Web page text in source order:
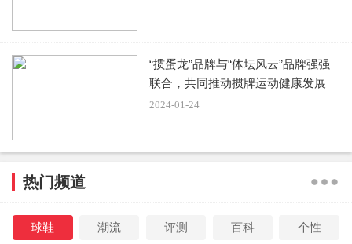
反正老作的人又不是我，说谎的人又不是我，我为什麽要因
看得开。
在TVB做了十五年，她自觉除了做演员外，好像什麽都不
懂，很想学其他东西，于是她决定投资生意，准备在尖沙嘴
某商场开餐厅做老闆娘，希望在40岁之前能够有所成就；
“掼蛋龙”品牌与“体坛风云”品牌强强
联合，共同推动掼牌运动健康发展
2024-01-24
热门频道
球鞋 潮流 评测 百科 个性